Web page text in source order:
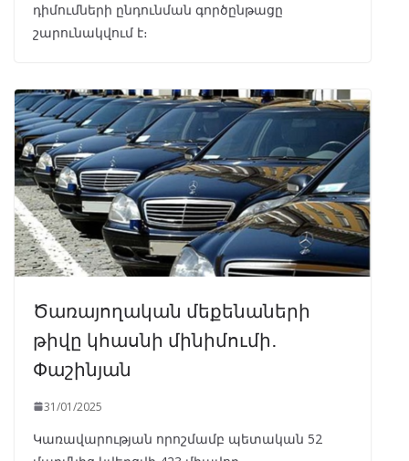
դիմումների ընդունման գործընթացը
շարունակվում է։
Ծառայողական մեքենաների
թիվը կհասնի մինիմումի․
Փաշինյան
31/01/2025
Կառավարության որոշմամբ պետական 52